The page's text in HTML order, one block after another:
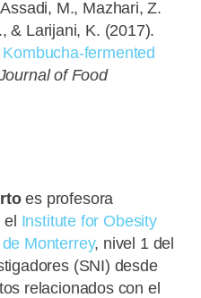
M., Mazhari, Z.
& Larijani, K. (2017).
fermented
of Food
es profesora
el Institute for Obesity
Monterrey, nivel 1 del
(SNI) desde
relacionados con el